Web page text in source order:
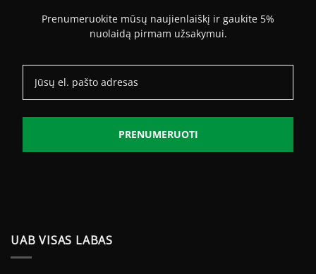
Prenumeruokite mūsų naujienlaiškį ir gaukite 5%
nuolaidą pirmam užsakymui.
PRENUMERUOTI
UAB VISAS LABAS